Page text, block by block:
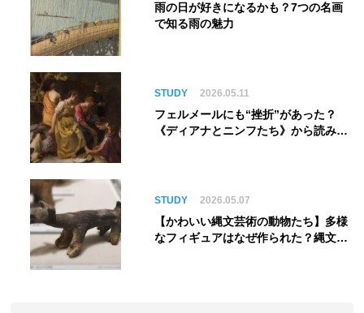
雨の日が好きになるかも？7つの名画
で知る雨の魅力
STUDY 2026.05.11
フェルメールにも“挫折”があった？
《ディアナとニンフたち》から読み解
STUDY 2026.05.07
【かわいい縄文芸術の動物たち】多様
なフィギュアはなぜ作られた？縄文人